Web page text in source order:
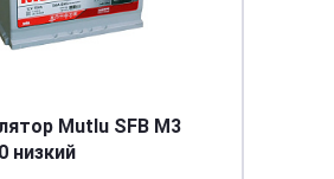
Mutlu SFB M3
низкий